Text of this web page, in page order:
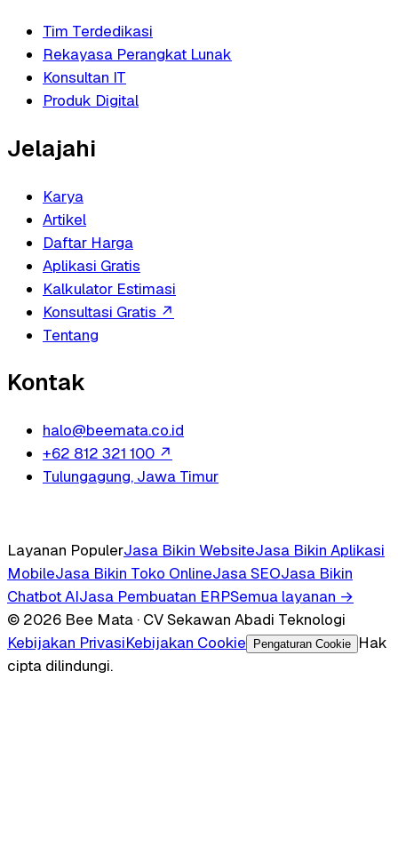
Tim Terdedikasi
Rekayasa Perangkat Lunak
Konsultan IT
Produk Digital
Jelajahi
Karya
Artikel
Daftar Harga
Aplikasi Gratis
Kalkulator Estimasi
Konsultasi Gratis ↗
Tentang
Kontak
halo@beemata.co.id
+62 812 321 100 ↗
Tulungagung, Jawa Timur
Layanan PopulerJasa Bikin WebsiteJasa Bikin Aplikasi
MobileJasa Bikin Toko OnlineJasa SEOJasa Bikin
Chatbot AIJasa Pembuatan ERPSemua layanan →
© 2026 Bee Mata · CV Sekawan Abadi Teknologi
Kebijakan PrivasiKebijakan Cookie Pengaturan Cookie
Hak
cipta dilindungi.